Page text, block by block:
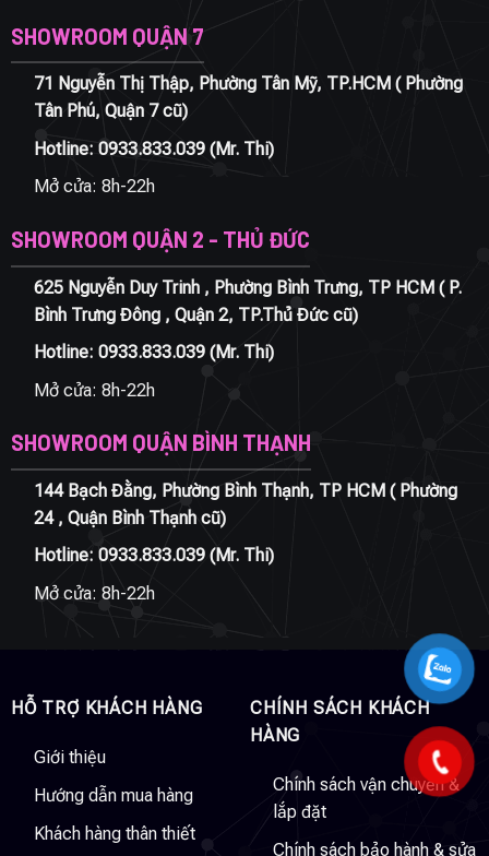
SHOWROOM QUẬN 7
71 Nguyễn Thị Thập, Phường Tân Mỹ, TP.HCM ( Phường
Tân Phú, Quận 7 cũ)
Hotline: 0933.833.039(Mr. Thi)
Mở cửa: 8h-22h
SHOWROOM QUẬN 2 - THỦ ĐỨC
625 Nguyễn Duy Trinh , Phường Bình Trưng, TP HCM ( P.
Bình Trưng Đông , Quận 2, TP.Thủ Đức cũ)
Hotline: 0933.833.039(Mr. Thi)
Mở cửa: 8h-22h
SHOWROOM QUẬN BÌNH THẠNH
144 Bạch Đằng, Phường Bình Thạnh, TP HCM ( Phường
24 , Quận Bình Thạnh cũ)
Hotline: 0933.833.039(Mr. Thi)
Mở cửa: 8h-22h
HỖ TRỢ KHÁCH HÀNG
Giới thiệu
Hướng dẫn mua hàng
Khách hàng thân thiết
CHÍNH SÁCH KHÁCH
HÀNG
Chính sách vận chuyển &
lắp đặt
Chính sách bảo hành & sửa